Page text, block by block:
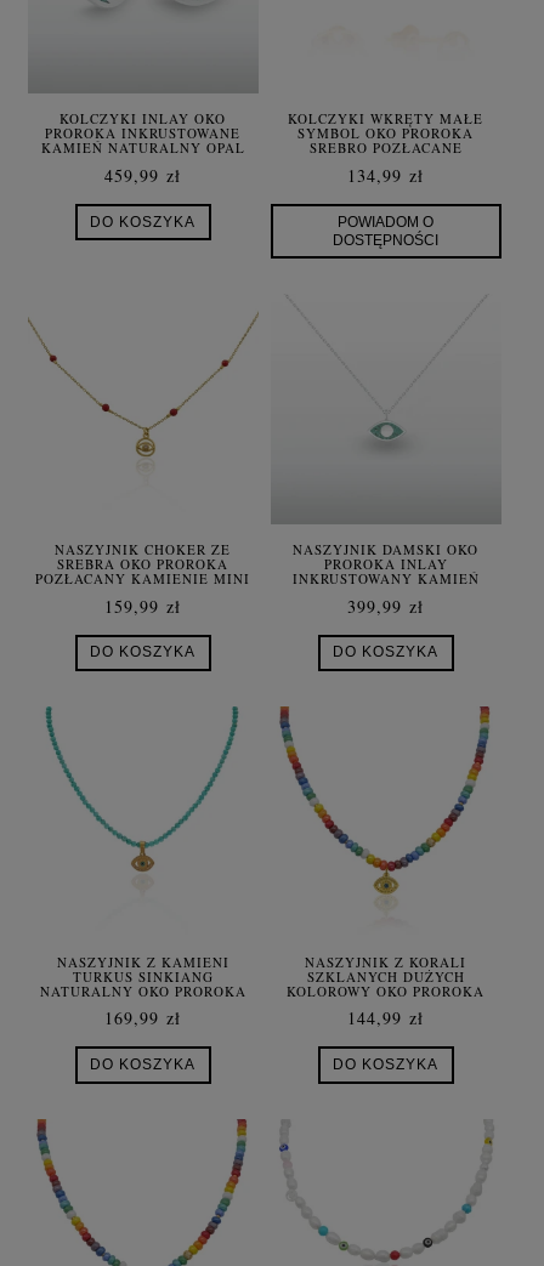
KOLCZYKI INLAY OKO
PROROKA INKRUSTOWANE
KAMIEŃ NATURALNY OPAL
459,99 zł
DO KOSZYKA
KOLCZYKI WKRĘTY MAŁE
SYMBOL OKO PROROKA
SREBRO POZŁACANE
134,99 zł
POWIADOM O
DOSTĘPNOŚCI
NASZYJNIK CHOKER ZE
SREBRA OKO PROROKA
POZŁACANY KAMIENIE MINI
159,99 zł
DO KOSZYKA
NASZYJNIK DAMSKI OKO
PROROKA INLAY
INKRUSTOWANY KAMIEŃ
399,99 zł
DO KOSZYKA
NASZYJNIK Z KAMIENI
TURKUS SINKIANG
NATURALNY OKO PROROKA
169,99 zł
DO KOSZYKA
NASZYJNIK Z KORALI
SZKLANYCH DUŻYCH
KOLOROWY OKO PROROKA
144,99 zł
DO KOSZYKA